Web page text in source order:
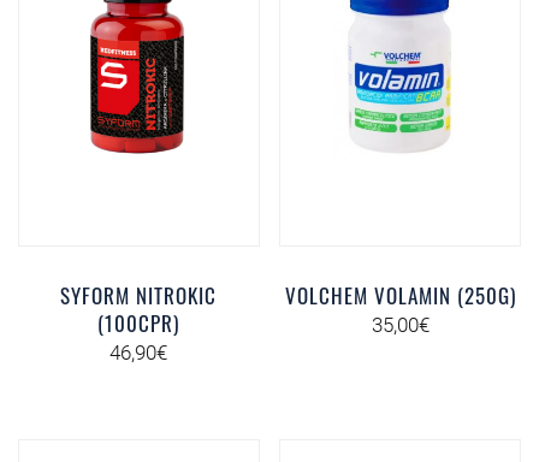
SYFORM NITROKIC
(100CPR)
46,90€
VOLCHEM VOLAMIN (250G)
35,00€